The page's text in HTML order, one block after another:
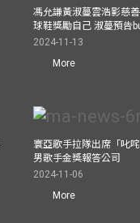
馮允謙黃淑蔓雲浩影慈
球鞋獎勵自己 淑蔓預告
2024-11-13
More
寰亞歌手拉隊出席「叱
男歌手金獎報答公司
2024-11-06
More